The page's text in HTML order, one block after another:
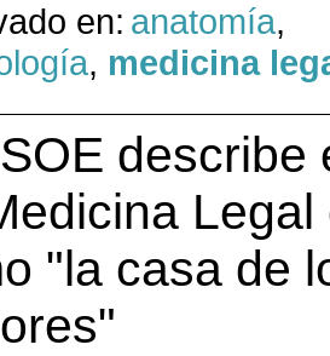
en: anatomía,
, medicina
describe
Legal
"la casa de